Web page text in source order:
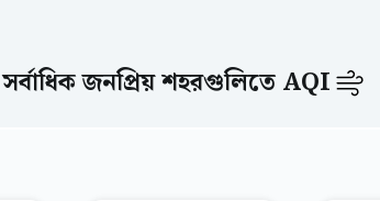
সর্বাধিক জনপ্রিয় শহরগুলিতে AQI